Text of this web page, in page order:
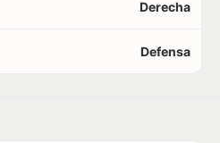
Derecha
Defensa